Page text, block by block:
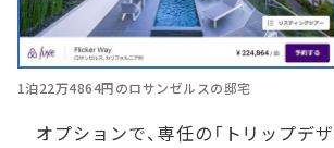
1泊22万4864円のロサンゼルスの邸宅
オプションで、専任の「トリップデ